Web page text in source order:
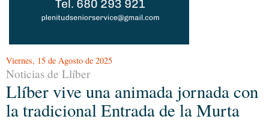
Viernes, 15 de Agosto de 2025
Noticias de Llíber
Llíber vive una animada jornada con
la tradicional Entrada de la Murta